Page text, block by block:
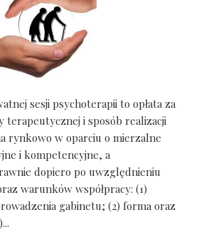
sesji psychoterapii to opłata za
terapeutycznej i sposób realizacji
rynkowo w oparciu o mierzalne
i kompetencyjne, a
dopiero po uwzględnieniu
warunków współpracy: (1)
gabinetu; (2) forma oraz